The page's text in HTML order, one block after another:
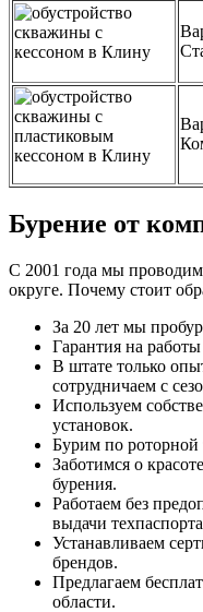
Бурение от
С 2001 года мы
округе. Почему стоит
За 20 лет мы
Гарантия на работы
В штате только
сотрудничаем с
Используем
установок.
Бурим по роторной
Заботимся о
бурения.
Работаем без
выдачи
Устанавливаем
брендов.
Предлагаем
области.